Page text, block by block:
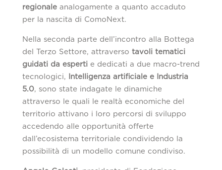
regionaleanalogamente a quanto accaduto
per la nascita di ComoNext.
Nella seconda parte dell’incontro alla Bottega
del Terzo Settore, attraverso tavoli tematici
guidati da espertie dedicati a due macro-trend
tecnologici,
Intelligenza artificiale e Industria
5.0, sono state indagate le dinamiche
attraverso le quali le realtà economiche del
territorio attivano i loro percorsi di sviluppo
accedendo alle opportunità offerte
dall’ecosistema territoriale condividendo la
possibilità di un modello comune condiviso.